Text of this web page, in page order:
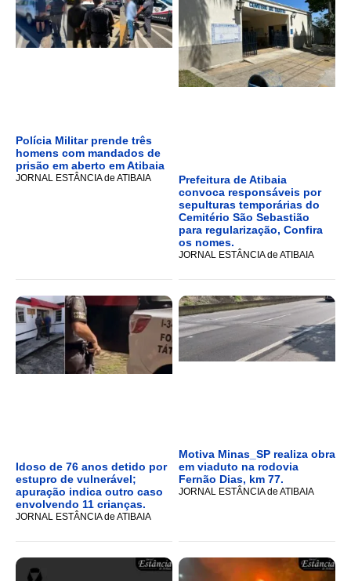
Polícia Militar prende três
homens com mandados de
prisão em aberto em Atibaia
JORNAL ESTÂNCIA de ATIBAIA
Prefeitura de Atibaia
convoca responsáveis por
sepulturas temporárias do
Cemitério São Sebastião
para regularização, Confira
os nomes.
JORNAL ESTÂNCIA de ATIBAIA
Idoso de 76 anos detido por
estupro de vulnerável;
apuração indica outro caso
envolvendo 11 crianças.
JORNAL ESTÂNCIA de ATIBAIA
Motiva Minas_SP realiza obra
em viaduto na rodovia
Fernão Dias, km 77.
JORNAL ESTÂNCIA de ATIBAIA